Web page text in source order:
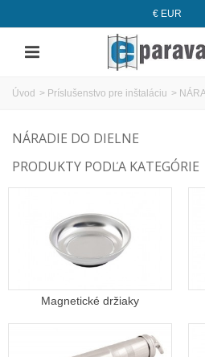
€ EUR
Úvod > Príslušenstvo pre inštaláciu >
NÁRADIE DO DIELNE
PRODUKTY PODĽA KATEGÓRIE
Magnetické držiaky